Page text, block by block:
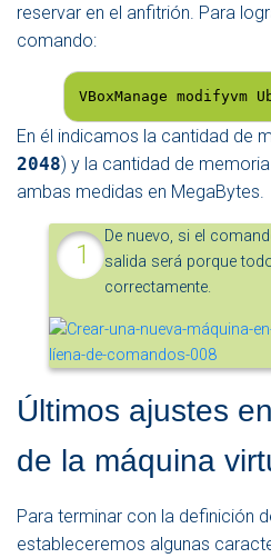
reservar en el anfitrión. Para
comando:
VBoxManage modifyvm
En él indicamos la cantidad de
2048) y la cantidad de
ambas medidas en MegaBytes.
De nuevo, si el
salida será porque
correctamente.
Últimos ajustes
de la máquina
Para terminar con la definición
estableceremos algunas